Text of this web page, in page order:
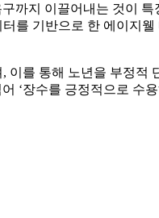
까지 이끌어내는 것이
를 기반으로 한 에이지
를 통해 노년을 부정적
‘장수를 긍정적으로 수